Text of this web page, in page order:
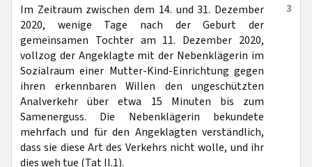
3
Im Zeitraum zwischen dem 14. und 31. Dezember
2020, wenige Tage nach der Geburt der
gemeinsamen Tochter am 11. Dezember 2020,
vollzog der Angeklagte mit der Nebenklägerin im
Sozialraum einer Mutter-Kind-Einrichtung gegen
ihren erkennbaren Willen den ungeschützten
Analverkehr über etwa 15 Minuten bis zum
Samenerguss. Die Nebenklägerin bekundete
mehrfach und für den Angeklagten verständlich,
dass sie diese Art des Verkehrs nicht wolle, und ihr
dies weh tue (Tat II.1).